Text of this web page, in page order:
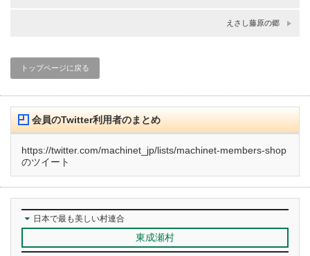
えさし藤原の郷
トップページに戻る
会員のTwitter利用者のまとめ
https://twitter.com/machinet_jp/lists/machinet-members-shop
のツイート
日本で最も美しい村連合
東成瀬村